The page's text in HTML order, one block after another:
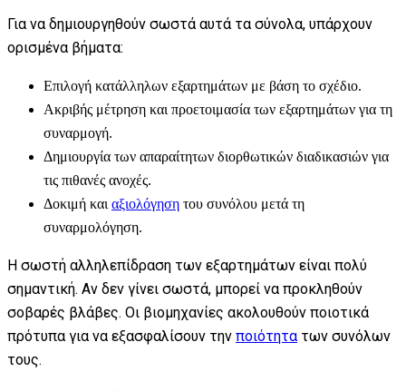
Για να δημιουργηθούν σωστά αυτά τα σύνολα, υπάρχουν
ορισμένα βήματα:
Επιλογή κατάλληλων εξαρτημάτων με βάση το σχέδιο.
Ακριβής μέτρηση και προετοιμασία των εξαρτημάτων για τη
συναρμογή.
Δημιουργία των απαραίτητων διορθωτικών διαδικασιών για
τις πιθανές ανοχές.
Δοκιμή και αξιολόγηση του συνόλου μετά τη
συναρμολόγηση.
Η σωστή αλληλεπίδραση των εξαρτημάτων είναι πολύ
σημαντική. Αν δεν γίνει σωστά, μπορεί να προκληθούν
σοβαρές βλάβες. Οι βιομηχανίες ακολουθούν ποιοτικά
πρότυπα για να εξασφαλίσουν την ποιότητατων συνόλων
τους.